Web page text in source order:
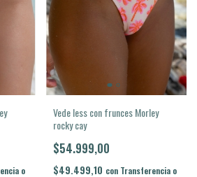
o
Vede less con frunces Morley
rocky cay
$54.999,00
$49.499,10 con Transferencia o